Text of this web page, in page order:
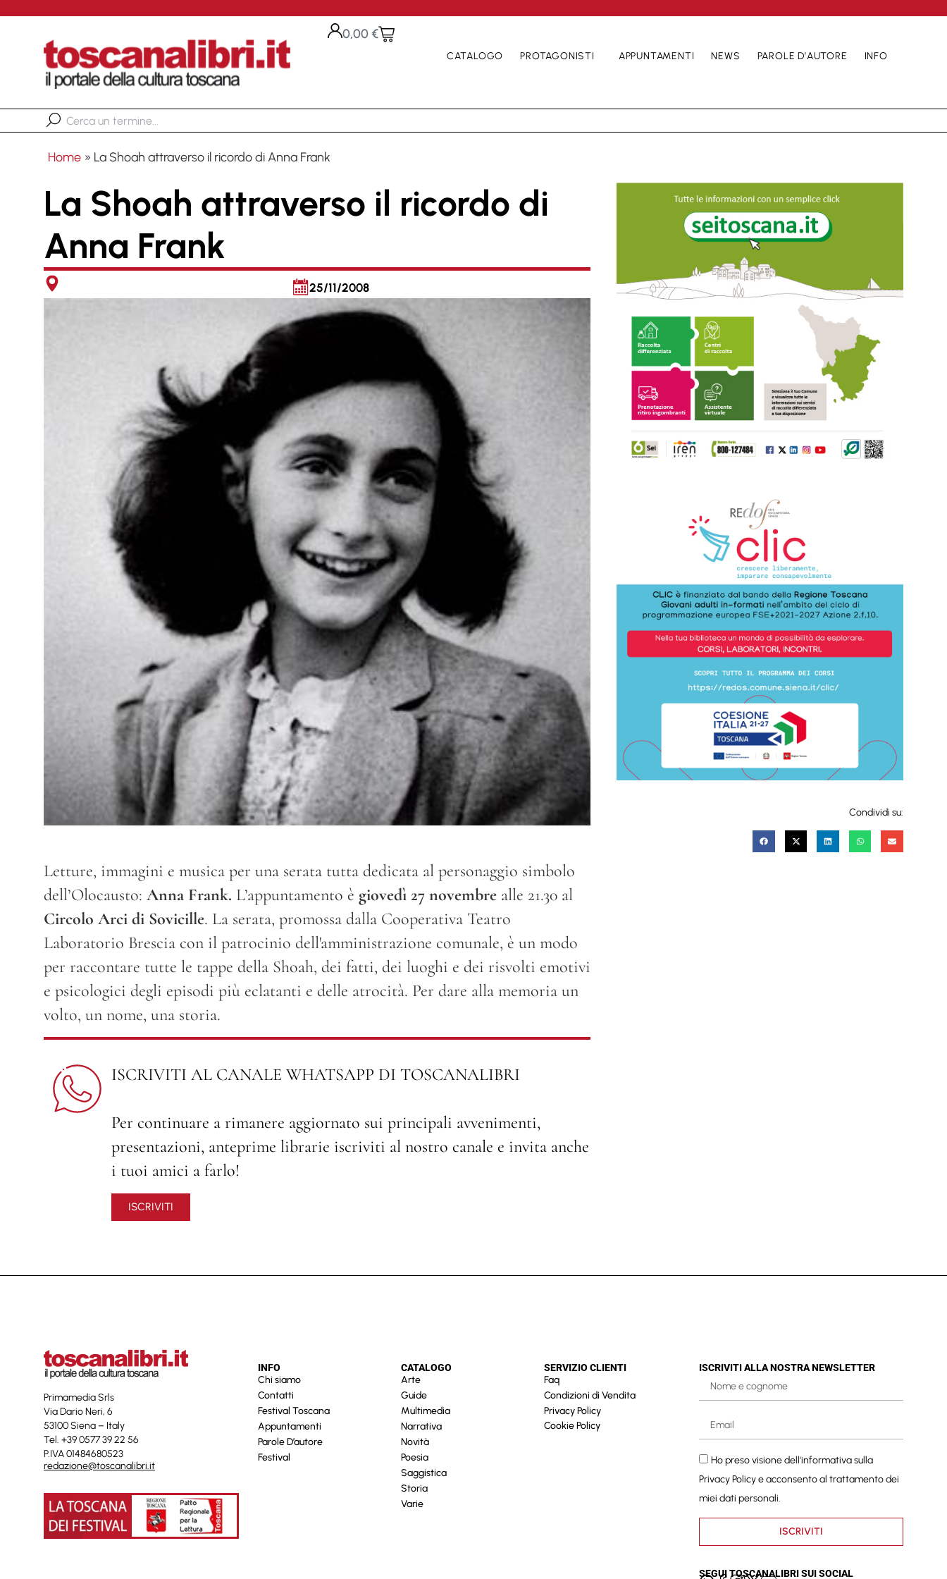
0,00€
CATALOGO PROTAGONISTI APPUNTAMENTI NEWS PAROLE D’AUTORE INFO
Home » La Shoah attraverso il ricordo di Anna Frank
La Shoah attraverso il ricordo di
Anna Frank
25/11/2008
Letture, immagini e musica per una serata tutta dedicata al personaggio simbolo
dell’Olocausto: Anna Frank. L’appuntamento è giovedì 27 novembre alle 21.30 al
Circolo Arci di Sovicille. La serata, promossa dalla Cooperativa Teatro
Laboratorio Brescia con il patrocinio dell'amministrazione comunale, è un modo
per raccontare tutte le tappe della Shoah, dei fatti, dei luoghi e dei risvolti emotivi
e psicologici degli episodi più eclatanti e delle atrocità. Per dare alla memoria un
volto, un nome, una storia.
ISCRIVITI AL CANALE WHATSAPP DI TOSCANALIBRI
Per continuare a rimanere aggiornato sui principali avvenimenti,
presentazioni, anteprime librarie iscriviti al nostro canale e invita anche
i tuoi amici a farlo!
ISCRIVITI
Condividi su:
Primamedia Srls
Via Dario Neri, 6
53100 Siena – Italy
Tel. +39 0577 39 22 56
P.IVA 01484680523
redazione@toscanalibri.it
INFO
Chi siamo
Contatti
Festival Toscana
Appuntamenti
Parole D’autore
Festival
CATALOGO
Arte
Guide
Multimedia
Narrativa
Novità
Poesia
Saggistica
Storia
Varie
SERVIZIO CLIENTI
Faq
Condizioni di Vendita
Privacy Policy
Cookie Policy
ISCRIVITI ALLA NOSTRA NEWSLETTER
Ho preso visione dell'informativa sulla
Privacy Policye acconsento al trattamento dei
miei dati personali.
ISCRIVITI
SEGUI TOSCANALIBRI SUI SOCIAL